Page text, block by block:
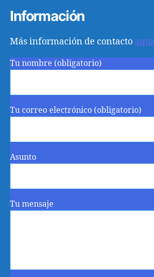
Información
Más información de contacto aquí
Tu nombre (obligatorio)
Tu correo electrónico (obligatorio)
Asunto
Tu mensaje